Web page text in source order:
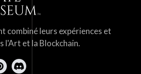
combiné leurs expériences et
l'Art et la Blockchain.